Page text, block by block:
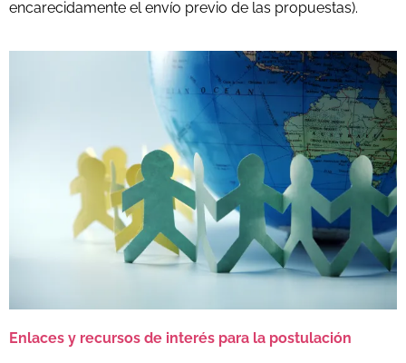
encarecidamente el envío previo de las propuestas).
Enlaces y recursos de interés para la postulación